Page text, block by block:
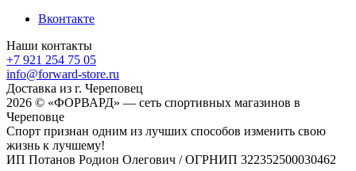
Вконтакте
Наши контакты
+7 921 254 75 05
info@forward-store.ru
Доставка из г. Череповец
2026 © «ФОРВАРД» — сеть спортивных магазинов в
Череповце
Спорт признан одним из лучших способов изменить свою
жизнь к лучшему!
ИП Потанов Родион Олегович / ОГРНИП 322352500030462